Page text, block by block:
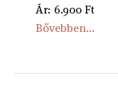
Ár: 6.900 Ft
Bővebben...